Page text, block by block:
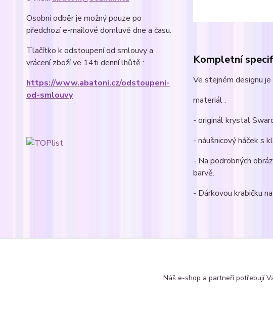
Osobní odběr je možný pouze po
předchozí e-mailové domluvě dne a času.
Tlačítko k odstoupení od smlouvy a
vrácení zboží ve 14ti denní lhůtě :
https://www.abatoni.cz/odstoupeni-
od-smlouvy
Kompletní
Ve stejném designu
materiál :
- originál krystal
- náušnicový háček s
- Na podrobných
barvě.
- Dárkovou krabičku
Zboží zařazeno
Náušnice
Náš e-shop a partneři potřebují